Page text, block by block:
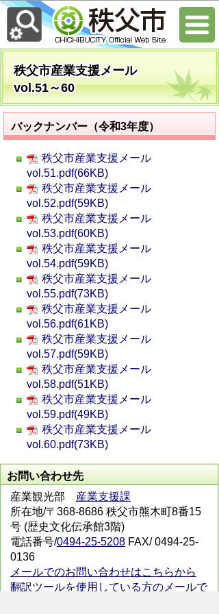
秩父市産業支援メール
vol.51～60
バックナンバー（令和3年度）
秩父市産業支援メール
vol.51.pdf(66KB)
秩父市産業支援メール
vol.52.pdf(59KB)
秩父市産業支援メール
vol.53.pdf(60KB)
秩父市産業支援メール
vol.54.pdf(59KB)
秩父市産業支援メール
vol.55.pdf(73KB)
秩父市産業支援メール
vol.56.pdf(61KB)
秩父市産業支援メール
vol.57.pdf(59KB)
秩父市産業支援メール
vol.58.pdf(51KB)
秩父市産業支援メール
vol.59.pdf(49KB)
秩父市産業支援メール
vol.60.pdf(73KB)
お問い合わせ先
産業観光部 産業支援課
所在地/〒368-8686 秩父市熊木町8番15
号 (歴史文化伝承館3階)
電話番号/0494-25-5208 FAX/ 0494-25-
0136
メールでのお問い合わせはこちらから
翻訳ツールを使用している方のメールで